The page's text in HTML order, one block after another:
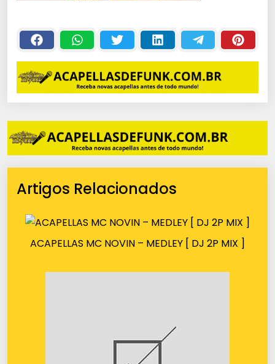
Artigos Relacionados
ACAPELLAS MC NOVIN – MEDLEY [ DJ 2P MIX ]